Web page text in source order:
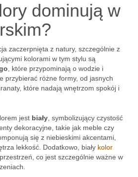
dominują w
zaczerpnięta z natury, szczególnie z
kolorami w tym stylu są
, które przypominają o wodzie i
przybierać różne formy, od jasnych
które nadają wnętrzom spokój i
jest biały , symbolizujący czystość
dekoracyjne, takie jak meble czy
się z niebieskimi akcentami,
lekkość. Dodatkowo, biały kolor
co jest szczególnie ważne w